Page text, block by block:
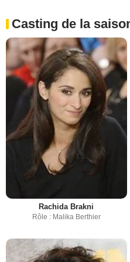
Casting de la
Rachida Brakni
Rôle : Malika Berthier